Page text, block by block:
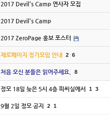
2017 Devil's Camp 연사자 모집
2017 Devil's Camp
2017 ZeroPage 홍보 포스터
제로페이지 정기모임 안내 2 6
처음 오신 분들은 읽어주세요. 8
정모 18일 늦은 5시 4층 피씨실에서 1 3
9월 2일 정모 공지 2 1